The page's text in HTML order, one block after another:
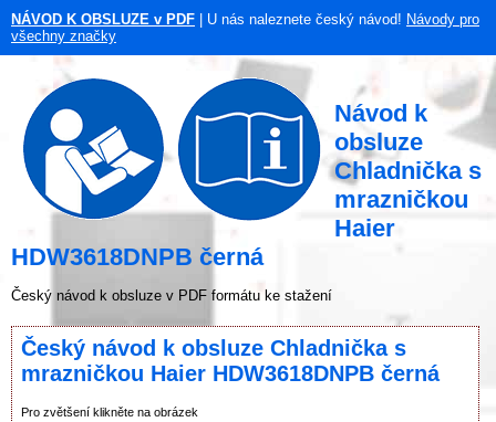
NÁVOD K OBSLUZE v PDF | U nás naleznete český návod! Návody pro
všechny značky
Návod k
obsluze
Chladnička s
mrazničkou
Haier
HDW3618DNPB černá
Český návod k obsluze v PDF formátu ke stažení
Český návod k obsluze Chladnička s
mrazničkou Haier HDW3618DNPB černá
Pro zvětšení klikněte na obrázek